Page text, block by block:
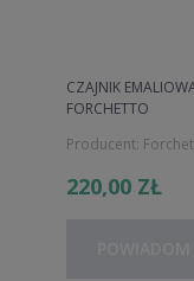
CZAJNIK
FORCHETTO
Producent:
220,00 ZŁ